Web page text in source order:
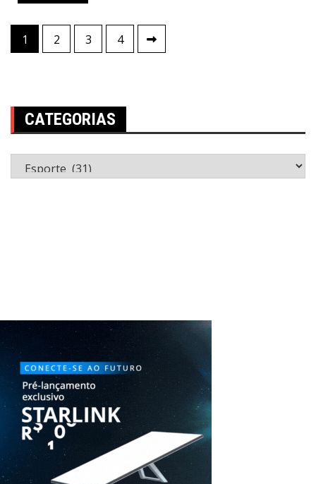
Paginação
de
1 2 3 4
CATEGORIAS
Categorias